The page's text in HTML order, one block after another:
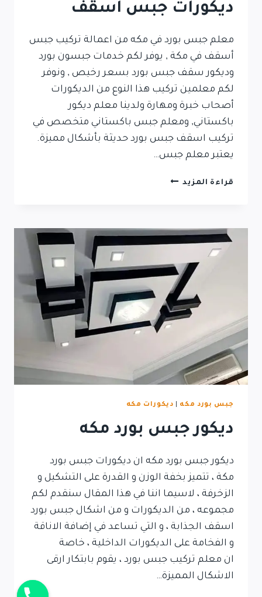
ديكورات جبس اسقف
معلم جبس بورد في مكه من اعمالة تركيب جبس
أسقف في مكة , يوفر لكم خدمات جبسون بورد
وديكور سقف جبس بورد بسعر رخيص , ونوفر
لكم معلمين تركيب هذا النوع من الديكورات
أصحاب خبرة ومهارة ولدينا معلم ديكور
باكستاني, ومعلم جبس باكستاني متخصص في
تركيب اسقف جبس بورد حديثة بأشكال مميزة.
يعتبر معلم جبس…
قراءة المزيد
جبس بورد مكه ديكورات مكه
ديكور جبس بورد مكه
ديكور جبس بورد مكه ان ديكورات جبس بورد
مكة ، تتميز بخفة الوزن و القدرة على التشكيل و
الزخرفة ، لاسيما اننا في هذا المقال سنقدم لكم
مجموعه ، من الديكورات و من اشكال جبس بورد
اسقف الجذابة ، و التي تساعد في إضافة الاناقة
و الفخامة على الديكورات الداخلية ، خاصة
ان معلم تركيب جبس بورد ، يقوم بابتكار ارقى
الاشكال المميزة…